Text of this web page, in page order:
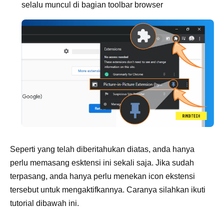
selalu muncul di bagian toolbar browser
Seperti yang telah diberitahukan diatas, anda hanya
perlu memasang esktensi ini sekali saja. Jika sudah
terpasang, anda hanya perlu menekan icon ekstensi
tersebut untuk mengaktifkannya. Caranya silahkan ikuti
tutorial dibawah ini.